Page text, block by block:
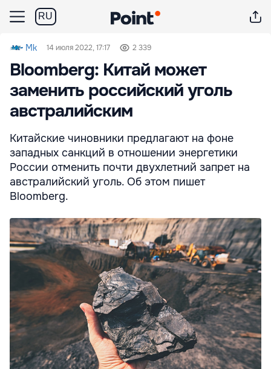
RU
Mk 14 июля 2022, 17:17 2 339
Bloomberg: Китай может
заменить российский уголь
австралийским
Китайские чиновники предлагают на фоне
западных санкций в отношении энергетики
России отменить почти двухлетний запрет на
австралийский уголь. Об этом пишет
Bloomberg.